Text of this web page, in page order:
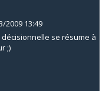
2009 13:49
se résume à
;)